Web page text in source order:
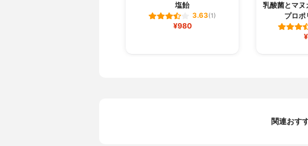
塩飴
3.63(1)
¥980
乳酸菌とマヌ
プロポ
関連おす